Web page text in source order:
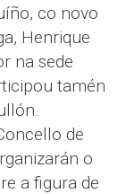
co novo
Henrique
na sede
tamén
de
o
a figura de